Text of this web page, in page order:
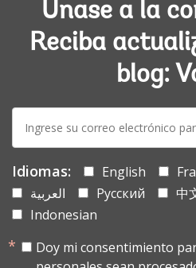
Únase a la
Reciba
blog:
mail:
Idiomas: English
العربية
Русский 中
Indonesian
Doy mi consentimiento